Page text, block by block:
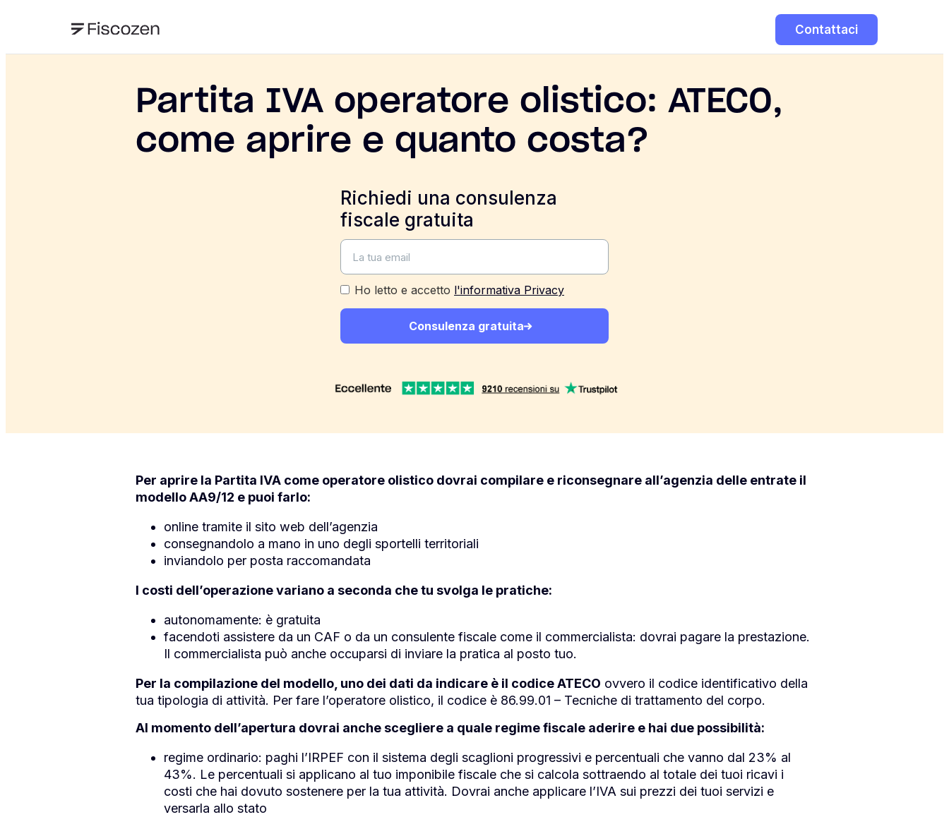
Contattaci
Partita IVA operatore olistico: ATECO,
come aprire e quanto costa?
Richiedi una consulenza
fiscale gratuita
Ho letto e accetto l'informativa Privacy
Consulenza gratuita
Per aprire la Partita IVA come operatore olistico dovrai compilare e riconsegnare all’agenzia delle entrate il
modello AA9/12 e puoi farlo:
online tramite il sito web dell’agenzia
consegnandolo a mano in uno degli sportelli territoriali
inviandolo per posta raccomandata
I costi dell’operazione variano a seconda che tu svolga le pratiche:
autonomamente: è gratuita
facendoti assistere da un CAF o da un consulente fiscale come il commercialista: dovrai pagare la prestazione.
Il commercialista può anche occuparsi di inviare la pratica al posto tuo.
Per la compilazione del modello, uno dei dati da indicare è il codice ATECO ovvero il codice identificativo della
tua tipologia di attività. Per fare l’operatore olistico, il codice è 86.99.01 – Tecniche di trattamento del corpo.
Al momento dell’apertura dovrai anche scegliere a quale regime fiscale aderire e hai due possibilità:
regime ordinario: paghi l’IRPEF con il sistema degli scaglioni progressivi e percentuali che vanno dal 23% al
43%. Le percentuali si applicano al tuo imponibile fiscale che si calcola sottraendo al totale dei tuoi ricavi i
costi che hai dovuto sostenere per la tua attività. Dovrai anche applicare l’IVA sui prezzi dei tuoi servizi e
versarla allo stato